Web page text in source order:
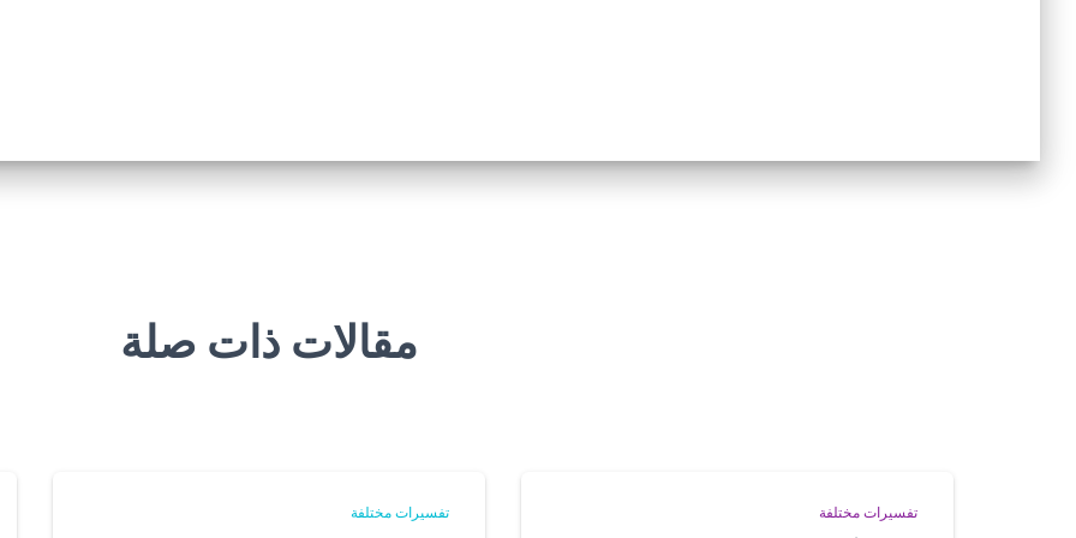
مقالات ذات صلة
تفسيرات مختلفة تفسيرات مختلفة